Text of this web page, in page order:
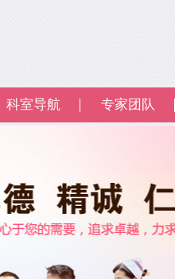
科室导航 专家团队